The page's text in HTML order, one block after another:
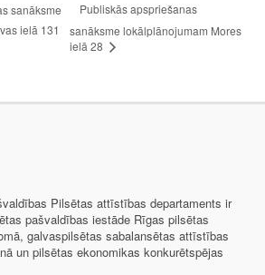
sanāksme
ielā 131
Publiskās apspriešanas
sanāksme lokālplānojumam Mores
ielā 28
Pilsētas attīstības departaments ir
pašvaldības iestāde Rīgas pilsētas
galvaspilsētas sabalansētas attīstības
un pilsētas ekonomikas konkurētspējas